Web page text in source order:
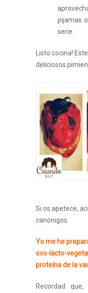
pijamas
serie.
Listo cocina!
deliciosos
Si os apetece,
canónigos.
Yo me he
ovo-lacto-
proteína de la
Recordad